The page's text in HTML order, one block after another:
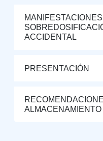
ACCIDENTAL
PRESENTACIÓN
ALMACENAMIENTO